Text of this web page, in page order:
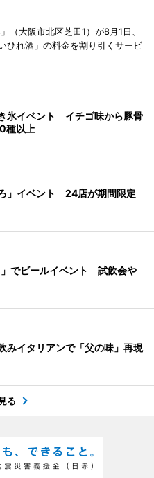
（大阪市北区芝田1）が8月1日、
ひれ酒」の料金を割り引くサービ
氷イベント イチゴ味から豚骨
種以上
」イベント 24店が期間限定
」でビールイベント 試飲会や
みイタリアンで「父の味」再現
る